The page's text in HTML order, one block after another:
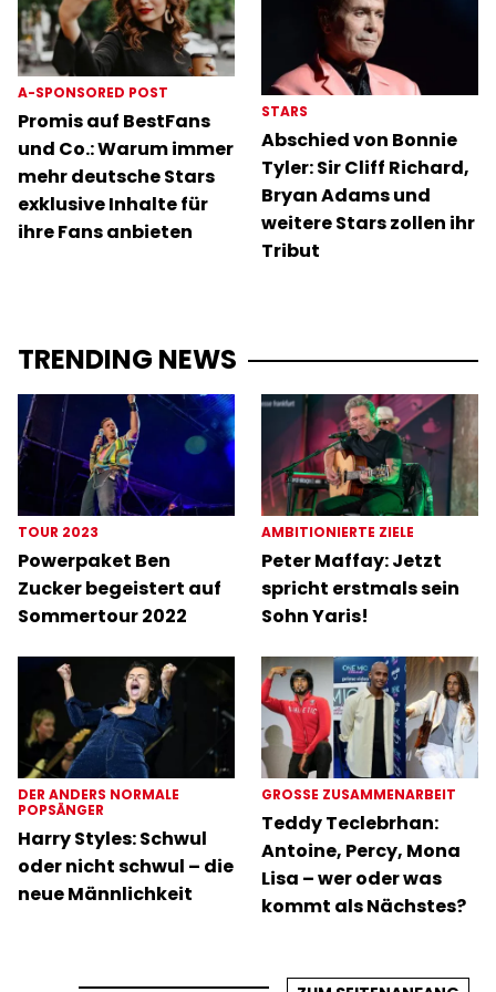
A-SPONSORED POST
Promis auf BestFans
und Co.: Warum immer
mehr deutsche Stars
exklusive Inhalte für
ihre Fans anbieten
STARS
Abschied von Bonnie
Tyler: Sir Cliff Richard,
Bryan Adams und
weitere Stars zollen ihr
Tribut
TRENDING NEWS
TOUR 2023
Powerpaket Ben
Zucker begeistert auf
Sommertour 2022
AMBITIONIERTE ZIELE
Peter Maffay: Jetzt
spricht erstmals sein
Sohn Yaris!
DER ANDERS NORMALE
POPSÄNGER
Harry Styles: Schwul
oder nicht schwul – die
neue Männlichkeit
GROSSE ZUSAMMENARBEIT
Teddy Teclebrhan:
Antoine, Percy, Mona
Lisa – wer oder was
kommt als Nächstes?